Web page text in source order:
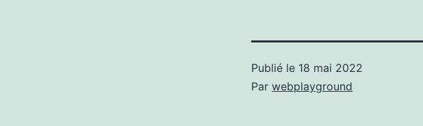
Publié le 18 mai 2022
Par webplayground